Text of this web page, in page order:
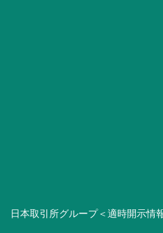
日本取引所グループ＜適時開示情